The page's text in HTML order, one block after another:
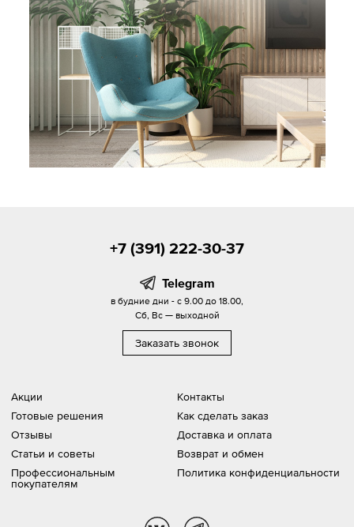
Акции
Готовые решения
Отзывы
Статьи и советы
Профессиональным
покупателям
Контакты
Как сделать заказ
Доставка и оплата
Возврат и обмен
Политика конфиденциальности
+7 (391) 222-30-37
Telegram
в будние дни - с 9.00 до 18.00,
Сб, Вс — выходной
Заказать звонок